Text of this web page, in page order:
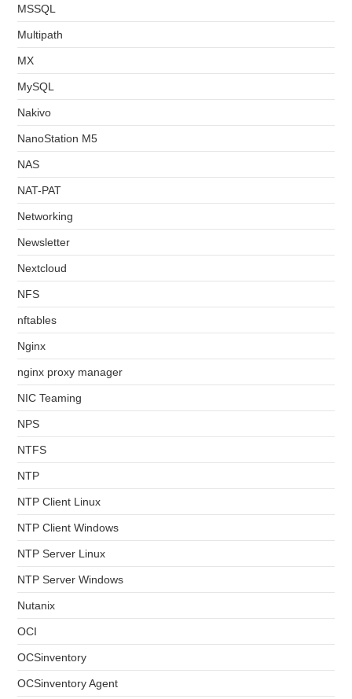
MSSQL
Multipath
MX
MySQL
Nakivo
NanoStation M5
NAS
NAT-PAT
Networking
Newsletter
Nextcloud
NFS
nftables
Nginx
nginx proxy manager
NIC Teaming
NPS
NTFS
NTP
NTP Client Linux
NTP Client Windows
NTP Server Linux
NTP Server Windows
Nutanix
OCI
OCSinventory
OCSinventory Agent